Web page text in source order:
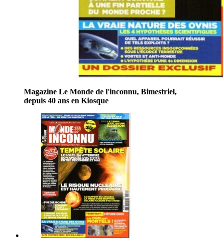
Magazine Le Monde de l'inconnu, Bimestriel,
depuis 40 ans en Kiosque